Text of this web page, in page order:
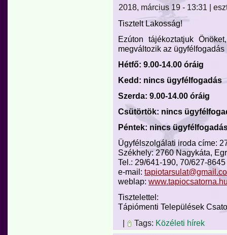
2018, március 19 - 13:31 |
Tisztelt Lakosság!
Ezúton tájékoztatjuk
megváltozik az ügyfélfogadás
Hétfő: 9.00-14.00 óráig
Kedd: nincs ügyfélfogadás
Szerda: 9.00-14.00 óráig
Csütörtök: nincs
Péntek: nincs
Ügyfélszolgálati iroda címe:
Székhely: 2760 Nagykáta,
Tel.: 29/641-190, 70/627-8645
e-mail:
weblap:
Tisztelettel:
Tápiómenti Települések
|
Tags: Közéleti hírek